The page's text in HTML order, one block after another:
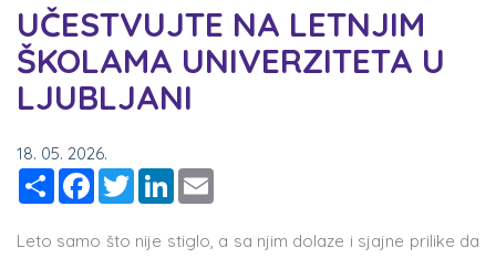
UČESTVUJTE NA LETNJIM
ŠKOLAMA UNIVERZITETA U
LJUBLJANI
18. 05. 2026.
ShareFacebook
TwitterLinkedIn
Leto samo što nije stiglo, a sa njim dolaze i sjajne prilike da